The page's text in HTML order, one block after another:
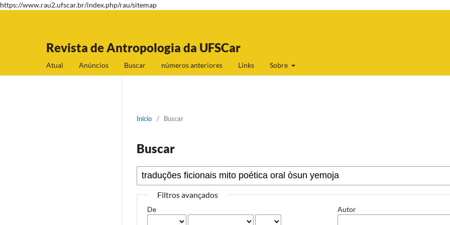
https://www.rau2.ufscar.br/index.php/rau/sitemap
Revista de Antropologia da UFSCar
Atual Anúncios Buscar números anteriores Links Sobre
Início / Buscar
Buscar
Filtros avançados
De Autor